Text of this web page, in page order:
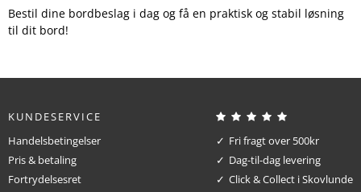
Bestil dine bordbeslag i dag og få en praktisk og stabil løsning
til dit bord!
KUNDESERVICE
Handelsbetingelser
Pris & betaling
Fortrydelsesret
Fri fragt over 500kr
Dag-til-dag levering
Click & Collect i Skovlunde